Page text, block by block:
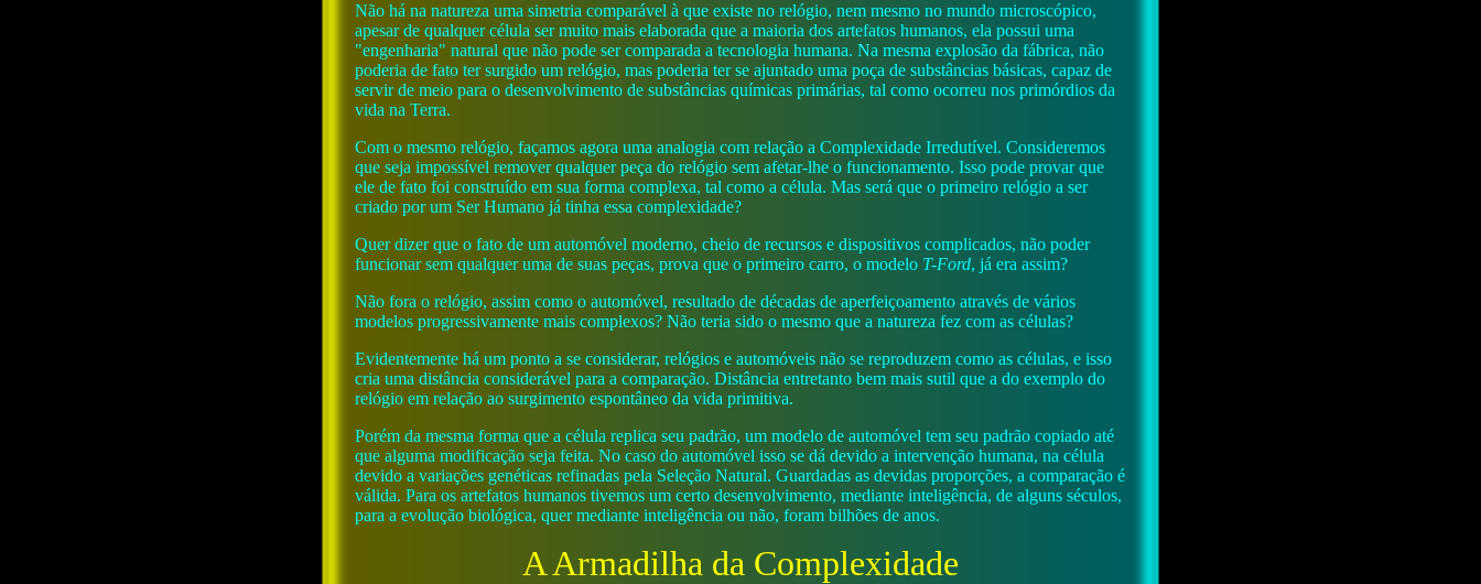
Não há na natureza uma simetria comparável à que existe no relógio, nem mesmo no mundo microscópico,
apesar de qualquer célula ser muito mais elaborada que a maioria dos artefatos humanos, ela possui uma
"engenharia" natural que não pode ser comparada a tecnologia humana. Na mesma explosão da fábrica, não
poderia de fato ter surgido um relógio, mas poderia ter se ajuntado uma poça de substâncias básicas, capaz de
servir de meio para o desenvolvimento de substâncias químicas primárias, tal como ocorreu nos primórdios da
vida na Terra.
Com o mesmo relógio, façamos agora uma analogia com relação a Complexidade Irredutível. Consideremos
que seja impossível remover qualquer peça do relógio sem afetar-lhe o funcionamento. Isso pode provar que
ele de fato foi construído em sua forma complexa, tal como a célula. Mas será que o primeiro relógio a ser
criado por um Ser Humano já tinha essa complexidade?
Quer dizer que o fato de um automóvel moderno, cheio de recursos e dispositivos complicados, não poder
funcionar sem qualquer uma de suas peças, prova que o primeiro carro, o modelo T-Ford, já era assim?
Não fora o relógio, assim como o automóvel, resultado de décadas de aperfeiçoamento através de vários
modelos progressivamente mais complexos? Não teria sido o mesmo que a natureza fez com as células?
Evidentemente há um ponto a se considerar, relógios e automóveis não se reproduzem como as células, e isso
cria uma distância considerável para a comparação. Distância entretanto bem mais sutil que a do exemplo do
relógio em relação ao surgimento espontâneo da vida primitiva.
Porém da mesma forma que a célula replica seu padrão, um modelo de automóvel tem seu padrão copiado até
que alguma modificação seja feita. No caso do automóvel isso se dá devido a intervenção humana, na célula
devido a variações genéticas refinadas pela Seleção Natural. Guardadas as devidas proporções, a comparação é
válida. Para os artefatos humanos tivemos um certo desenvolvimento, mediante inteligência, de alguns séculos,
para a evolução biológica, quer mediante inteligência ou não, foram bilhões de anos.
A Armadilha da Complexidade